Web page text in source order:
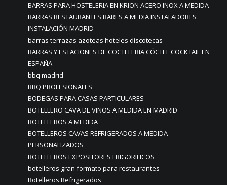
BARRAS PARA HOSTELERIA EN KRION ACERO INOX A MEDIDA
BARRAS RESTAURANTES BARES A MEDIA INSTALADORES
INSTALACIÓN MADRID
barras terrazas azoteas hoteles discotecas
BARRAS Y ESTACIONES DE COCTELERIA CÓCTEL COCKTAIL EN
ESPAÑA
bbq madrid
BBQ PROFESIONALES
BODEGAS PARA CASAS PARTICULARES
BOTELLERO CAVA DE VINOS A MEDIDA EN MADRID
BOTELLEROS A MEDIDA
BOTELLEROS CAVAS REFRIGERADOS A MEDIDA
PERSONALIZADOS
BOTELLEROS EXPOSITORES FRIGORIFICOS
botelleros gran formato para restaurantes
Botelleros Refrigerados